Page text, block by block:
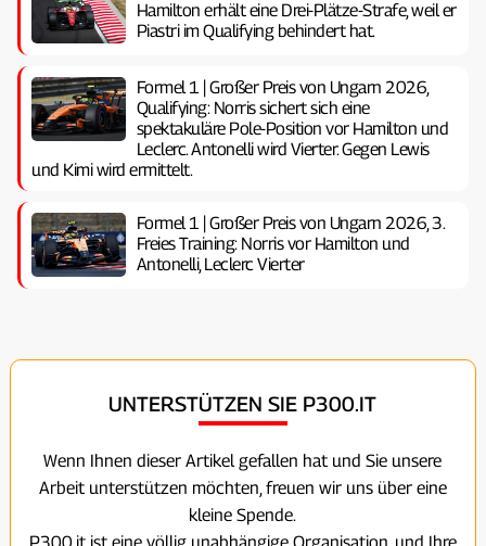
Hamilton erhält eine Drei-Plätze-Strafe, weil er
Piastri im Qualifying behindert hat.
Formel 1 | Großer Preis von Ungarn 2026,
Qualifying: Norris sichert sich eine
spektakuläre Pole-Position vor Hamilton und
Leclerc. Antonelli wird Vierter. Gegen Lewis
und Kimi wird ermittelt.
Formel 1 | Großer Preis von Ungarn 2026, 3.
Freies Training: Norris vor Hamilton und
Antonelli, Leclerc Vierter
UNTERSTÜTZEN SIE P300.IT
Wenn Ihnen dieser Artikel gefallen hat und Sie unsere
Arbeit unterstützen möchten, freuen wir uns über eine
kleine Spende.